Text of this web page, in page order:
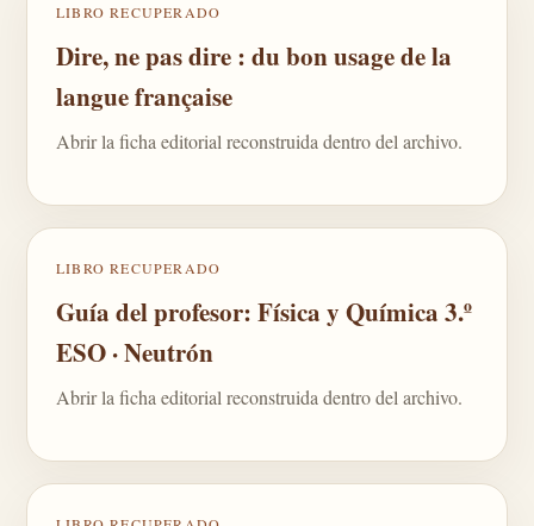
LIBRO RECUPERADO
Dire, ne pas dire : du bon usage de la
langue française
Abrir la ficha editorial reconstruida dentro del archivo.
LIBRO RECUPERADO
Guía del profesor: Física y Química 3.º
ESO · Neutrón
Abrir la ficha editorial reconstruida dentro del archivo.